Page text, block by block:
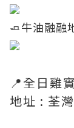
🧈牛油融融
📍全日雞
地址 : 荃